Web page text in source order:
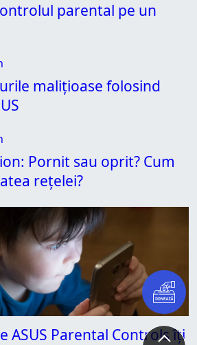
parental pe un
malițioase folosind
Pornit sau oprit? Cum
rețelei?
ASUS Parental Controls îți